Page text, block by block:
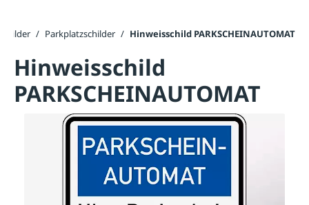
/ Parkplatzschilder / Hinweisschild PARKSCHEINAUTOMAT
Hinweisschild
PARKSCHEINAUTOMAT